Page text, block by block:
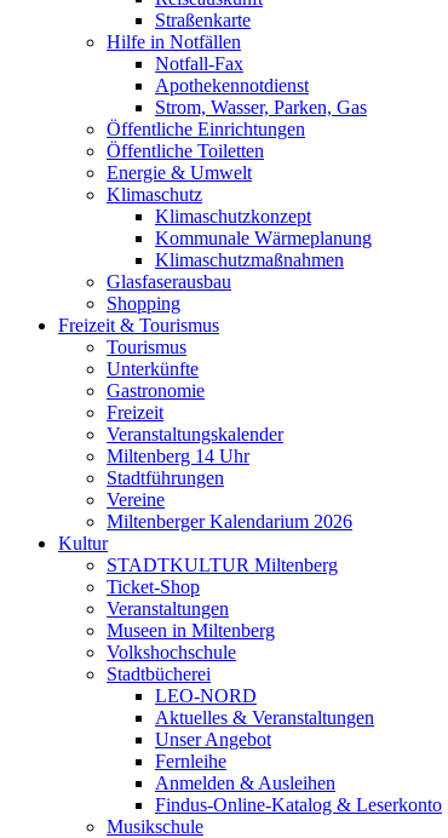
Straßenkarte
Hilfe in Notfällen
Notfall-Fax
Apothekennotdienst
Strom, Wasser, Parken, Gas
Öffentliche Einrichtungen
Öffentliche Toiletten
Energie & Umwelt
Klimaschutz
Klimaschutzkonzept
Kommunale Wärmeplanung
Klimaschutzmaßnahmen
Glasfaserausbau
Shopping
Freizeit & Tourismus
Tourismus
Unterkünfte
Gastronomie
Freizeit
Veranstaltungskalender
Miltenberg 14 Uhr
Stadtführungen
Vereine
Miltenberger Kalendarium 2026
Kultur
STADTKULTUR Miltenberg
Ticket-Shop
Veranstaltungen
Museen in Miltenberg
Volkshochschule
Stadtbücherei
LEO-NORD
Aktuelles & Veranstaltungen
Unser Angebot
Fernleihe
Anmelden & Ausleihen
Findus-Online-Katalog & Leserkonto
Musikschule